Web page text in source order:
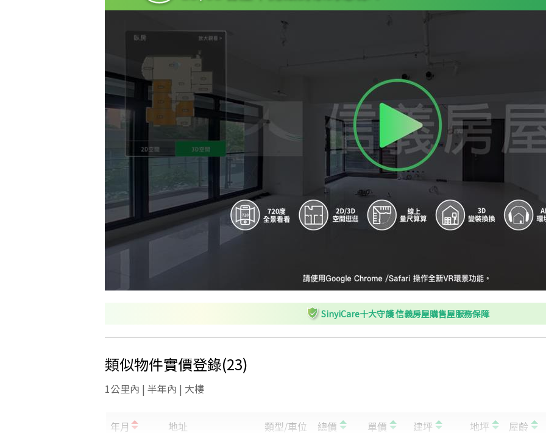
南港展覽館站 - 出口2A
C 南港展覽館站 - 出口3
D 南港展覽館站 - 出口6
E 南港展覽館站 - 出口7
SinyiCare十大守護 信義房屋購售屋服務保障
類似物件實價登錄(23)
1公里內 | 半年內 | 大樓